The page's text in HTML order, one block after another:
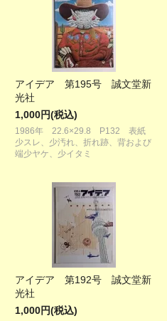
アイデア 第195号 誠文堂新
光社
1,000円(税込)
1986年 22.6×29.8 P132 表紙
少スレ、少汚れ、折れ跡、背および
端少ヤケ、少イタミ
アイデア 第192号 誠文堂新
光社
1,000円(税込)